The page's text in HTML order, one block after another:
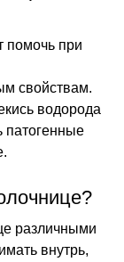
помочь при
свойствам.
водорода
патогенные
различными
внутрь,